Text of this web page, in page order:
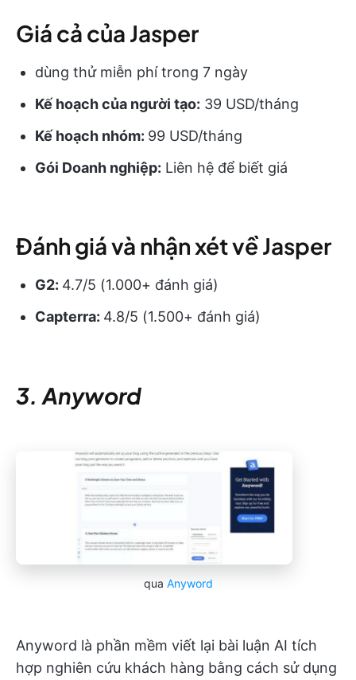
Giá cả của Jasper
dùng thử miễn phí trong 7 ngày
Kế hoạch của người tạo: 39 USD/tháng
Kế hoạch nhóm: 99 USD/tháng
Gói Doanh nghiệp: Liên hệ để biết giá
Đánh giá và nhận xét về Jasper
G2: 4.7/5 (1.000+ đánh giá)
Capterra: 4.8/5 (1.500+ đánh giá)
3. Anyword
qua Anyword
Anyword là phần mềm viết lại bài luận AI tích
hợp nghiên cứu khách hàng bằng cách sử dụng